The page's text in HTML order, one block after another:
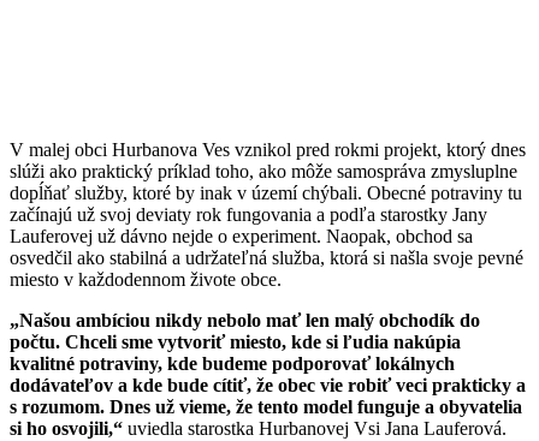
V malej obci Hurbanova Ves vznikol pred rokmi projekt, ktorý dnes
slúži ako praktický príklad toho, ako môže samospráva zmysluplne
dopĺňať služby, ktoré by inak v území chýbali. Obecné potraviny tu
začínajú už svoj deviaty rok fungovania a podľa starostky Jany
Lauferovej už dávno nejde o experiment. Naopak, obchod sa
osvedčil ako stabilná a udržateľná služba, ktorá si našla svoje pevné
miesto v každodennom živote obce.
„Našou ambíciou nikdy nebolo mať len malý obchodík do
počtu. Chceli sme vytvoriť miesto, kde si ľudia nakúpia
kvalitné potraviny, kde budeme podporovať lokálnych
dodávateľov a kde bude cítiť, že obec vie robiť veci prakticky a
s rozumom. Dnes už vieme, že tento model funguje a obyvatelia
si ho osvojili,“ uviedla starostka Hurbanovej Vsi Jana Lauferová.